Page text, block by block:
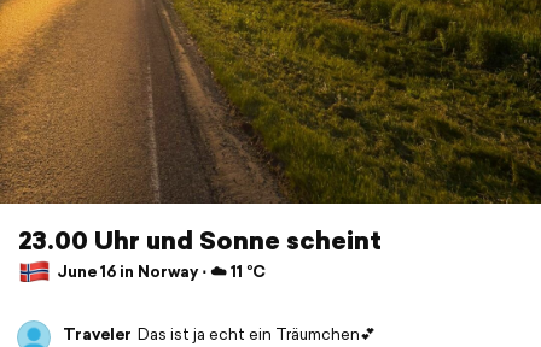
23.00 Uhr und Sonne scheint
June 16 in Norway ⋅ ☁️ 11 °C
Traveler Das ist ja echt ein Träumchen💕